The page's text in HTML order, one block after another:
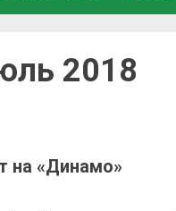
2018
на «Динамо»